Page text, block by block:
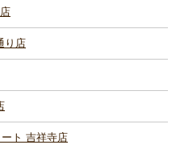
り店
ト 吉祥寺店